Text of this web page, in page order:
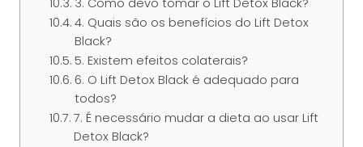
3. Como devo tomar o Lift Detox Black?
4. Quais são os benefícios do Lift Detox
Black?
5. Existem efeitos colaterais?
6. O Lift Detox Black é adequado para
todos?
7. É necessário mudar a dieta ao usar Lift
Detox Black?